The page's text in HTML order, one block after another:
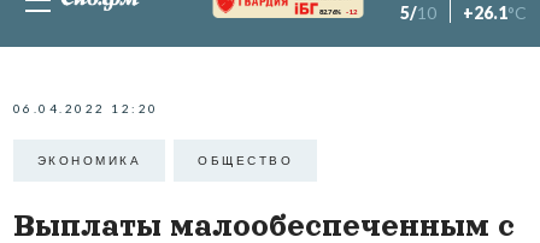
82.76% -1.2 5/10 +26.1°C
06.04.2022 12:20
ЭКОНОМИКА ОБЩЕСТВО
Выплаты малообеспеченным с